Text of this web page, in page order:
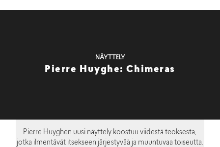
NÄYTTELY
Pierre Huyghe: Chimeras
Pierre Huyghen uusi näyttely koostuu viidestä teoksesta,
jotka ilmentävät itsekseen järjestyvää ja muuntuvaa toiseutta.